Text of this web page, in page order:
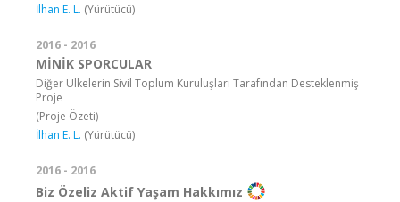
İlhan E. L. (Yürütücü)
2016 - 2016
MİNİK SPORCULAR
Diğer Ülkelerin Sivil Toplum Kuruluşları Tarafından Desteklenmiş
Proje
(Proje Özeti)
İlhan E. L. (Yürütücü)
2016 - 2016
Biz Özeliz Aktif Yaşam Hakkımız